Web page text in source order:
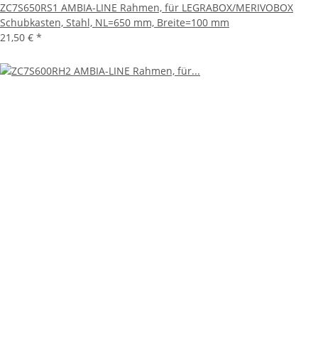
ZC7S650RS1 AMBIA-LINE Rahmen, für LEGRABOX/MERIVOBOX
Schubkasten, Stahl, NL=650 mm, Breite=100 mm
21,50 € *